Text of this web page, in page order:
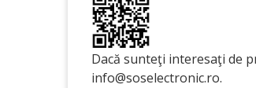
Dacă sunteţi interesaţi de
info@soselectronic.ro.